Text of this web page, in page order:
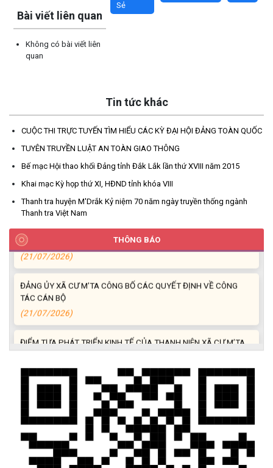
Sẻ
Bài viết liên quan
Không có bài viết liên
quan
Tin tức khác
CUỘC THI TRỰC TUYẾN TÌM HIỂU CÁC KỲ ĐẠI HỘI ĐẢNG TOÀN QUỐC
TUYÊN TRUYỀN LUẬT AN TOÀN GIAO THÔNG
Bế mạc Hội thao khối Đảng tỉnh Đắk Lắk lần thứ XVIII năm 2015
Khai mạc Kỳ họp thứ XI, HĐND tỉnh khóa VIII
Thanh tra huyện M'Drắk Kỷ niệm 70 năm ngày truyền thống ngành
Thanh tra Việt Nam
THÔNG BÁO
CHÍNH THỰC HIỆN MỘT PHẦN
CÔNG KHAI DANH MỤC THỦ TỤC HÀNH CHÍNH THỰC HIỆN
TOÀN TRÌNH THUỘC THẨM QUYỀN GIẢI QUYẾT CỦA UBND XÃ
(30/07/2026)
TẬP HUẤN NÂNG CAO KỸ NĂNG TƯ VẤN KHỞI SỰ KINH DOANH
VÀ ĐIỀU HÀNH HOẠT ĐỘNG NHÓM NĂM 2026
(21/07/2026)
TÁC CÁN BỘ
(21/07/2026)
TÍN DỤNG CHÍNH SÁCH XÃ HỘI TIẾP TỤC PHÁT HUY HIỆU QUẢ,
GÓP PHẦN GIẢM NGHÈO BỀN VỮNG VÀ PHÁT TRIỂN KINH TẾ
TẠI XÃ CƯ M’TA
(09/07/2026)
UBND XÃ CƯ M’TA SƠ KẾT THỰC HIỆN NHIỆM VỤ PHÁT TRIỂN
KINH TẾ - XÃ HỘI 6 THÁNG ĐẦU NĂM 2026